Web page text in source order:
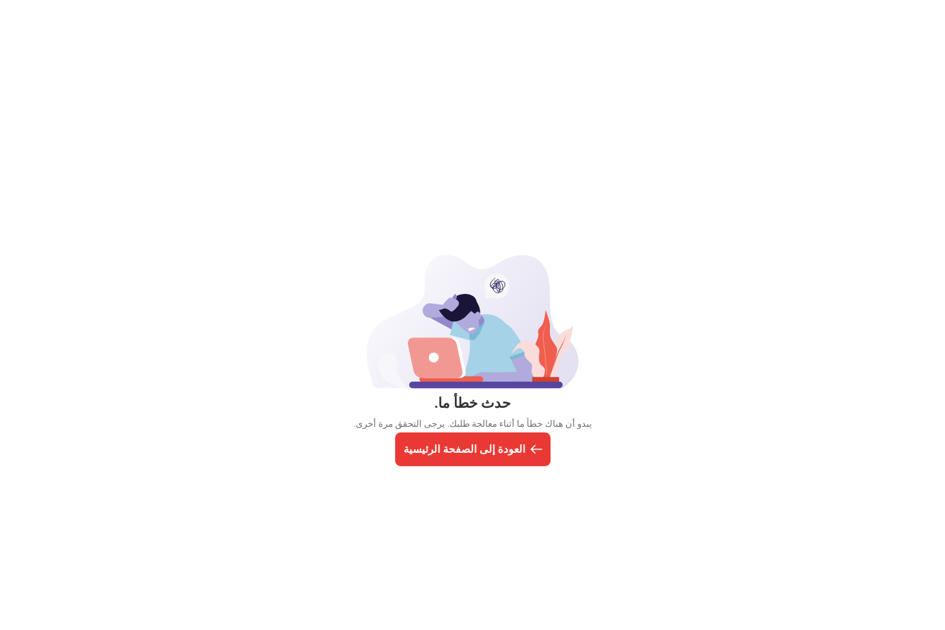
حدث خطأ ما.
يبدو أن هناك خطأ ما أثناء معالجة طلبك. يرجى التحقق مرة أخرى.
العودة إلى الصفحة الرئيسية